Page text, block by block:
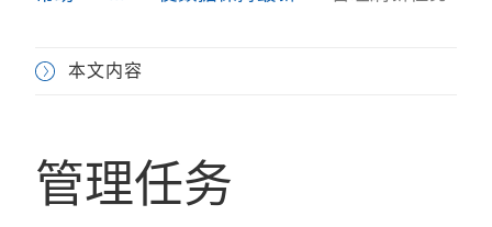
本文内容
管理任务